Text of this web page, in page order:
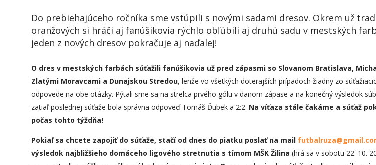
Do prebiehajúceho ročníka sme vstúpili s novými sadami dresov. Okrem už
oranžových si hráči aj fanúšikovia rýchlo obľúbili aj druhú sadu v mestských
jeden z nových dresov pokračuje aj naďalej!
O dres v mestských farbách súťažili fanúšikovia už pred zápasmi so Slovanom Bratislava,
Zlatými Moravcami a Dunajskou Stredou, lenže vo všetkých doterajších prípadoch žiadny zo
odpovede na obe otázky. Pýtali sme sa na strelca prvého gólu v danom zápase a na konečný výsledok
zatiaľ poslednej súťaže bola správna odpoveď Tomáš Ďubek a 2:2. Na víťaza stále čakáme a súťaž
počas tohto týždňa!
Pokiaľ sa chcete zapojiť do súťaže, stačí od dnes do piatku poslať na mail
výsledok najbližšieho domáceho ligového stretnutia s tímom MŠK Žilina (hrá sa v sobotu 22. 10.